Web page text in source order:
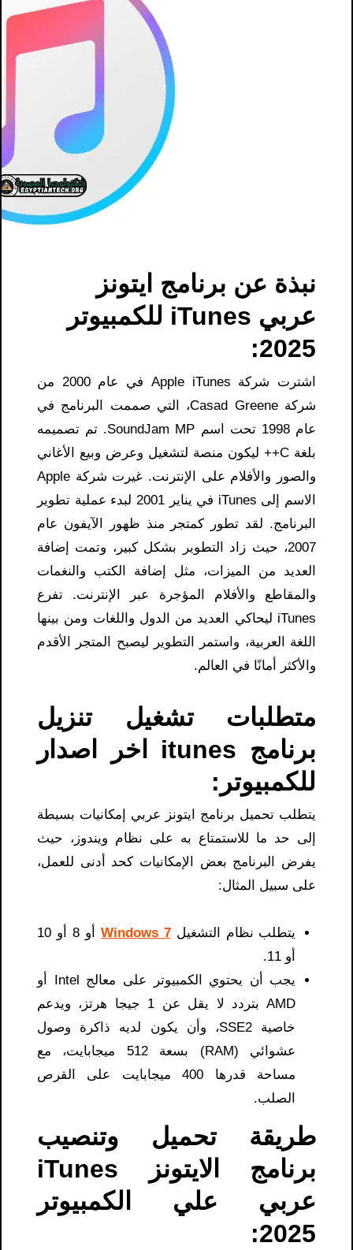
نبذة عن برنامج ايتونز
عربي iTunes للكمبيوتر
2025:
اشترت شركة Apple iTunes في عام 2000 من
شركة Casad Greene، التي صممت البرنامج في
عام 1998 تحت اسم SoundJam MP. تم تصميمه
بلغة C++ ليكون منصة لتشغيل وعرض وبيع الأغاني
والصور والأفلام على الإنترنت. غيرت شركة Apple
الاسم إلى iTunes في يناير 2001 لبدء عملية تطوير
البرنامج. لقد تطور كمتجر منذ ظهور الآيفون عام
2007، حيث زاد التطوير بشكل كبير، وتمت إضافة
العديد من الميزات، مثل إضافة الكتب والنغمات
والمقاطع والأفلام المؤجرة عبر الإنترنت. تفرع
iTunes ليحاكي العديد من الدول واللغات ومن بينها
اللغة العربية، واستمر التطوير ليصبح المتجر الأقدم
والأكثر أمانًا في العالم.
متطلبات تشغيل تنزيل
برنامج itunes اخر اصدار
للكمبيوتر:
يتطلب تحميل برنامج ايتونز عربي إمكانيات بسيطة
إلى حد ما للاستمتاع به على نظام ويندوز، حيث
يفرض البرنامج بعض الإمكانيات كحد أدنى للعمل،
على سبيل المثال:
يتطلب نظام التشغيلWindows 7
أو 8 أو 10
أو 11.
يجب أن يحتوي الكمبيوتر على معالج Intel أو
AMD بتردد لا يقل عن 1 جيجا هرتز، ويدعم
خاصية SSE2، وأن يكون لديه ذاكرة وصول
عشوائي (RAM) بسعة 512 ميجابايت، مع
مساحة قدرها 400 ميجابايت على القرص
الصلب.
طريقة تحميل وتنصيب
برنامج الايتونز iTunes
عربي علي الكمبيوتر
2025: